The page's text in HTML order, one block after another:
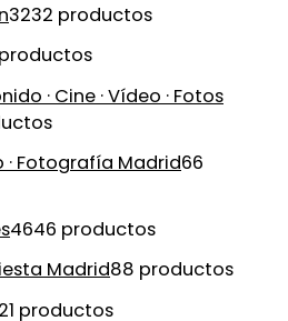
3232 productos
· Cine · Vídeo · Fotos
· Fotografía Madrid66
4646 productos
Madrid88 productos
21 productos